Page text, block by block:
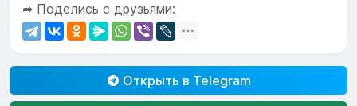
➦ Поделись с друзьями:
Открыть в Telegram